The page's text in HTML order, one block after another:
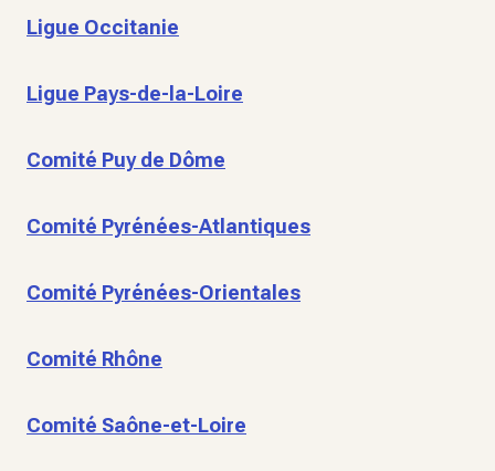
Ligue Occitanie
Ligue Pays-de-la-Loire
Comité Puy de Dôme
Comité Pyrénées-Atlantiques
Comité Pyrénées-Orientales
Comité Rhône
Comité Saône-et-Loire